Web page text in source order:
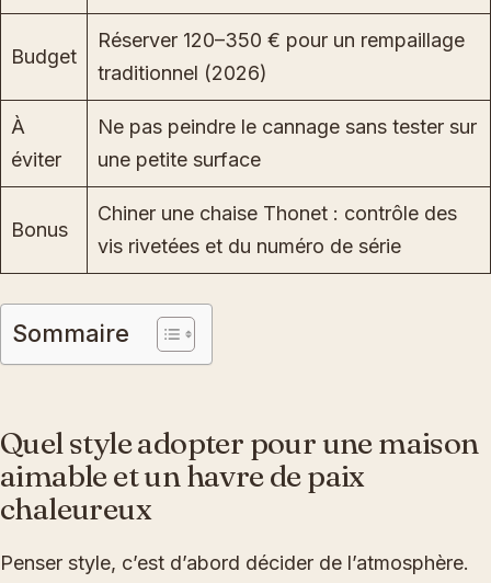
Budget
Réserver 120–350 € pour un rempaillage
traditionnel (2026)
À
éviter
Ne pas peindre le cannage sans tester sur
une petite surface
Bonus
Chiner une chaise Thonet : contrôle des
vis rivetées et du numéro de série
Sommaire
Quel style adopter pour une maison
aimable et un havre de paix
chaleureux
Penser style, c’est d’abord décider de l’atmosphère.